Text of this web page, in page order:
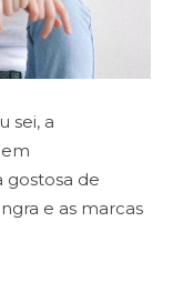
sei, a
gostosa de
e as marcas